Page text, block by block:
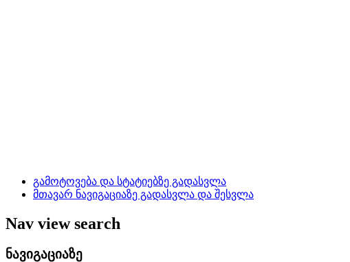
გამოტოვება და სტატიებზე გადასვლა
მთავარ ნავიგაციაზე გადასვლა და შესვლა
Nav view search
ნავიგაციაზე